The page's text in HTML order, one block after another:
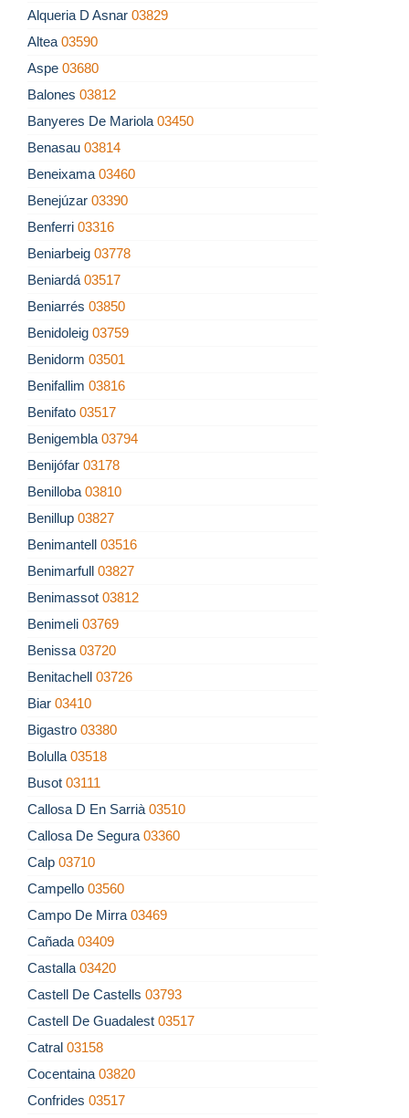
Alqueria D Asnar 03829
Altea 03590
Aspe 03680
Balones 03812
Banyeres De Mariola 03450
Benasau 03814
Beneixama 03460
Benejúzar 03390
Benferri 03316
Beniarbeig 03778
Beniardá 03517
Beniarrés 03850
Benidoleig 03759
Benidorm 03501
Benifallim 03816
Benifato 03517
Benigembla 03794
Benijófar 03178
Benilloba 03810
Benillup 03827
Benimantell 03516
Benimarfull 03827
Benimassot 03812
Benimeli 03769
Benissa 03720
Benitachell 03726
Biar 03410
Bigastro 03380
Bolulla 03518
Busot 03111
Callosa D En Sarrià 03510
Callosa De Segura 03360
Calp 03710
Campello 03560
Campo De Mirra 03469
Cañada 03409
Castalla 03420
Castell De Castells 03793
Castell De Guadalest 03517
Catral 03158
Cocentaina 03820
Confrides 03517